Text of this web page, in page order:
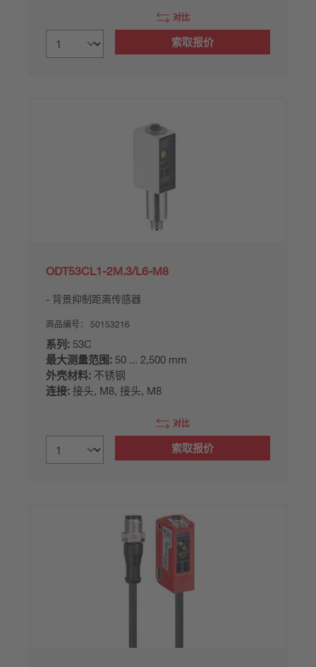
对比
索取报价
ODT53CL1-2M.3/L6-M8
背景抑制距离传感器
商品编号： 50153216
系列: 53C
最大测量范围: 50 ... 2,500 mm
外壳材料: 不锈钢
连接: 接头, M8, 接头, M8
对比
索取报价